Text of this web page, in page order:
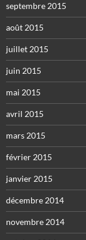
septembre 2015
août 2015
juillet 2015
juin 2015
mai 2015
avril 2015
mars 2015
février 2015
janvier 2015
décembre 2014
novembre 2014